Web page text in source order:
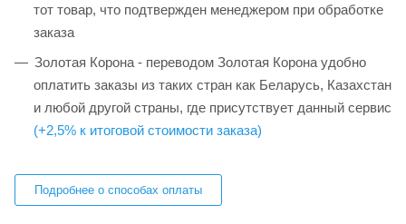
тот товар, что подтвержден менеджером при обработке
заказа
Золотая Корона - переводом Золотая Корона удобно
оплатить заказы из таких стран как Беларусь, Казахстан
и любой другой страны, где присутствует данный сервис
(+2,5% к итоговой стоимости заказа)
Подробнее о способах оплаты